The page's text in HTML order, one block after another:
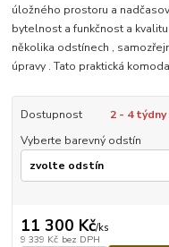
úložného prostoru a
bytelnost a funkčnost a
několika odstínech ,
úpravy . Tato praktická
Dostupnost
2 - 4 týdny
Vyberte barevný odstín
11 300 Kč/ks
9 339 Kč bez DPH